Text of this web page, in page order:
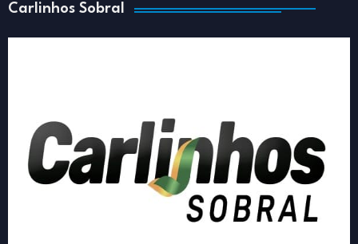
Carlinhos Sobral